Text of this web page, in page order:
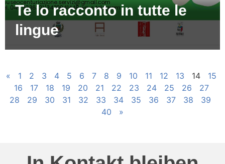
Te lo racconto in tutte le
lingue
« 1 2 3 4 5 6 7 8 9 10 11 12 13 14
15
16
17 18 19 20 21 22 23 24 25 26
27
28
29 30 31 32 33 34 35 36 37 38
39
40
»